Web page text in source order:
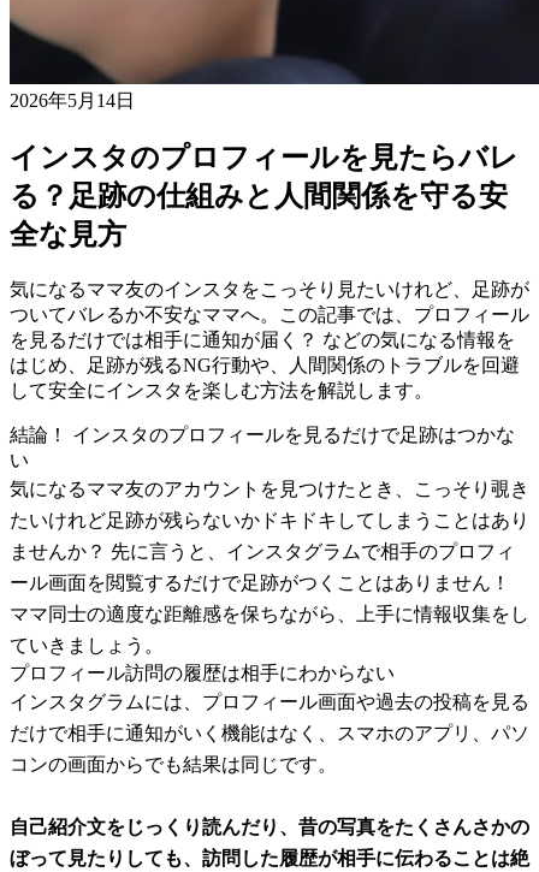
2026年5月14日
インスタのプロフィールを見たらバレ
る？足跡の仕組みと人間関係を守る安
全な見方
気になるママ友のインスタをこっそり見たいけれど、足跡が
ついてバレるか不安なママへ。この記事では、プロフィール
を見るだけでは相手に通知が届く？ などの気になる情報を
はじめ、足跡が残るNG行動や、人間関係のトラブルを回避
して安全にインスタを楽しむ方法を解説します。
結論！ インスタのプロフィールを見るだけで足跡はつかな
い
気になるママ友のアカウントを見つけたとき、こっそり覗き
たいけれど足跡が残らないかドキドキしてしまうことはあり
ませんか？ 先に言うと、インスタグラムで相手のプロフィ
ール画面を閲覧するだけで足跡がつくことはありません！
ママ同士の適度な距離感を保ちながら、上手に情報収集をし
ていきましょう。
プロフィール訪問の履歴は相手にわからない
インスタグラムには、プロフィール画面や過去の投稿を見る
だけで相手に通知がいく機能はなく、スマホのアプリ、パソ
コンの画面からでも結果は同じです。
自己紹介文をじっくり読んだり、昔の写真をたくさんさかの
ぼって見たりしても、訪問した履歴が相手に伝わることは絶